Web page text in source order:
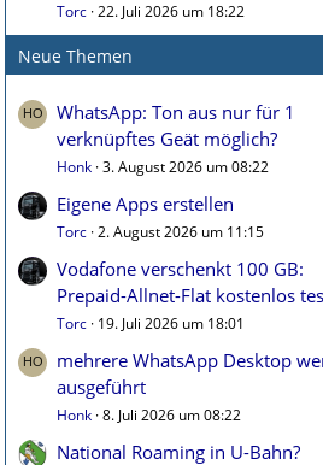
Torc 22. Juli 2026 um 18:22
Neue Themen
WhatsApp: Ton aus nur für 1
verknüpftes Geät möglich?
Honk 3. August 2026 um 08:22
Eigene Apps erstellen
Torc 2. August 2026 um 11:15
Vodafone verschenkt 100 GB:
Prepaid-Allnet-Flat kostenlos
Torc 19. Juli 2026 um 18:01
mehrere WhatsApp Desktop
ausgeführt
Honk 8. Juli 2026 um 08:22
National Roaming in U-Bahn?